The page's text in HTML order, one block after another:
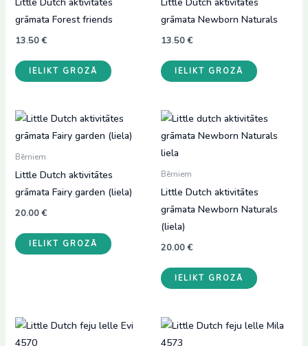
grāmata Forest friends
13.50€
IELIKT GROZĀ
grāmata Newborn Naturals
13.50€
IELIKT GROZĀ
Bērniem
Little Dutch aktivitātes
grāmata Fairy garden (liela)
20.00€
IELIKT GROZĀ
Bērniem
Little Dutch aktivitātes
grāmata Newborn Naturals
(liela)
20.00€
IELIKT GROZĀ